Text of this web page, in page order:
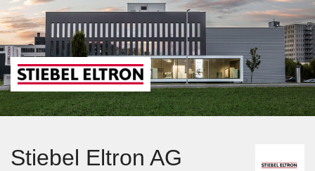
Stiebel Eltron AG